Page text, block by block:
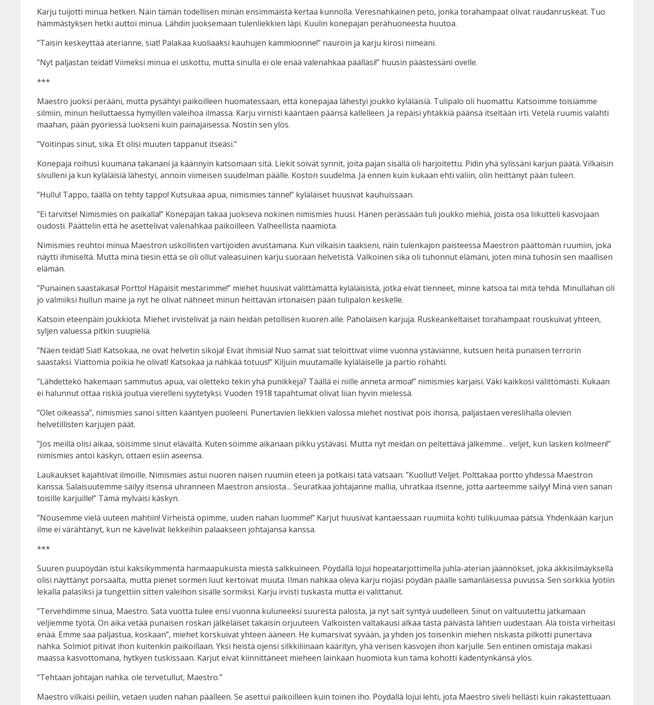
Karju tuijotti minua hetken. Näin tämän todellisen minän ensimmäistä kertaa kunnolla. Veresnahkainen peto, jonka torahampaat olivat raudanruskeat. Tuo
hämmästyksen hetki auttoi minua. Lähdin juoksemaan tulenliekkien läpi. Kuulin konepajan perähuoneesta huutoa.
”Taisin keskeyttää aterianne, siat! Palakaa kuoliaaksi kauhujen kammioonne!” nauroin ja karju kirosi nimeäni.
”Nyt paljastan teidät! Viimeksi minua ei uskottu, mutta sinulla ei ole enää valenahkaa päälläsi!” huusin päästessäni ovelle.
***
Maestro juoksi perääni, mutta pysähtyi paikoilleen huomatessaan, että konepajaa lähestyi joukko kyläläisiä. Tulipalo oli huomattu. Katsoimme toisiamme
silmiin, minun heiluttaessa hymyillen valeihoa ilmassa. Karju virnisti kääntäen päänsä kallelleen. Ja repäisi yhtäkkiä päänsä itseltään irti. Vetelä ruumis valahti
maahan, pään pyöriessä luokseni kuin painajaisessa. Nostin sen ylös.
”Voitinpas sinut, sika. Et olisi muuten tappanut itseäsi.”
Konepaja roihusi kuumana takanani ja käännyin katsomaan sitä. Liekit söivät synnit, joita pajan sisällä oli harjoitettu. Pidin yhä sylissäni karjun päätä. Vilkaisin
sivulleni ja kun kyläläisiä lähestyi, annoin viimeisen suudelman päälle. Koston suudelma. Ja ennen kuin kukaan ehti väliin, olin heittänyt pään tuleen.
”Hullu! Tappo, täällä on tehty tappo! Kutsukaa apua, nimismies tänne!” kyläläiset huusivat kauhuissaan.
”Ei tarvitse! Nimismies on paikalla!” Konepajan takaa juokseva nokinen nimismies huusi. Hänen perässään tuli joukko miehiä, joista osa liikutteli kasvojaan
oudosti. Päättelin että he asettelivat valenahkaa paikoilleen. Valheellista naamiota.
Nimismies reuhtoi minua Maestron uskollisten vartijoiden avustamana. Kun vilkaisin taakseni, näin tulenkajon paisteessa Maestron päättömän ruumiin, joka
näytti ihmiseltä. Mutta minä tiesin että se oli ollut valeasuinen karju suoraan helvetistä. Valkoinen sika oli tuhonnut elämäni, joten minä tuhosin sen maallisen
elämän.
”Punainen saastakasa! Portto! Häpäisit mestarimme!” miehet huusivat välittämättä kyläläisistä, jotka eivät tienneet, minne katsoa tai mitä tehdä. Minullahan oli
jo valmiiksi hullun maine ja nyt he olivat nähneet minun heittävän irtonaisen pään tulipalon keskelle.
Katsoin eteenpäin joukkiota. Miehet irvistelivät ja näin heidän petollisen kuoren alle. Paholaisen karjuja. Ruskeankeltaiset torahampaat rouskuivat yhteen,
syljen valuessa pitkin suupieliä.
”Näen teidät! Siat! Katsokaa, ne ovat helvetin sikoja! Eivät ihmisiä! Nuo samat siat teloittivat viime vuonna ystäviänne, kutsuen heitä punaisen terrorin
saastaksi. Viattomia poikia he olivat! Katsokaa ja nähkää totuus!” Kiljuin muutamalle kyläläiselle ja partio röhähti.
”Lähdettekö hakemaan sammutus apua, vai oletteko tekin yhä punikkeja? Täällä ei niille anneta armoa!” nimismies karjaisi. Väki kaikkosi välittömästi. Kukaan
ei halunnut ottaa riskiä joutua vierelleni syytetyksi. Vuoden 1918 tapahtumat olivat liian hyvin mielessä.
”Olet oikeassa”, nimismies sanoi sitten kääntyen puoleeni. Punertavien liekkien valossa miehet nostivat pois ihonsa, paljastaen vereslihalla olevien
helvetillisten karjujen päät.
”Jos meillä olisi aikaa, söisimme sinut elävältä. Kuten söimme aikanaan pikku ystäväsi. Mutta nyt meidän on peitettävä jälkemme… veljet, kun lasken kolmeen!”
nimismies antoi käskyn, ottaen esiin aseensa.
Laukaukset kajahtivat ilmoille. Nimismies astui nuoren naisen ruumiin eteen ja potkaisi tätä vatsaan. ”Kuollut! Veljet. Polttakaa portto yhdessä Maestron
kanssa. Salaisuutemme säilyy itsensä uhranneen Maestron ansiosta… Seuratkaa johtajanne mallia, uhratkaa itsenne, jotta aarteemme säilyy! Minä vien sanan
toisille karjuille!” Tämä mylväisi käskyn.
”Nousemme vielä uuteen mahtiin! Virheistä opimme, uuden nahan luomme!” Karjut huusivat kantaessaan ruumiita kohti tulikuumaa pätsiä. Yhdenkään karjun
ilme ei värähtänyt, kun ne kävelivät liekkeihin palaakseen johtajansa kanssa.
***
Suuren puupöydän istui kaksikymmentä harmaapukuista miestä salkkuineen. Pöydällä lojui hopeatarjottimella juhla-aterian jäännökset, joka äkkisilmäyksellä
olisi näyttänyt porsaalta, mutta pienet sormen luut kertoivat muuta. Ilman nahkaa oleva karju nojasi pöydän päälle samanlaisessa puvussa. Sen sorkkia lyötiin
lekalla palasiksi ja tungettiin sitten valeihon sisälle sormiksi. Karju irvisti tuskasta mutta ei valittanut.
”Tervehdimme sinua, Maestro. Sata vuotta tulee ensi vuonna kuluneeksi suuresta palosta, ja nyt sait syntyä uudelleen. Sinut on valtuutettu jatkamaan
veljiemme työtä. On aika vetää punaisen roskan jälkeläiset takaisin orjuuteen. Valkoisten valtakausi alkaa tästä päivästä lähtien uudestaan. Älä toista virheitäsi
enää. Emme saa paljastua, koskaan”, miehet korskuivat yhteen ääneen. He kumarsivat syvään, ja yhden jos toisenkin miehen niskasta pilkotti punertava
nahka. Solmiot pitivät ihon kuitenkin paikoillaan. Yksi heistä ojensi silkkiliinaan käärityn, yhä verisen kasvojen ihon karjulle. Sen entinen omistaja makasi
maassa kasvottomana, hytkyen tuskissaan. Karjut eivät kiinnittäneet mieheen lainkaan huomiota kun tämä kohotti kädentynkänsä ylös.
”Tehtaan johtajan nahka. ole tervetullut, Maestro.”
Maestro vilkaisi peiliin, vetäen uuden nahan päälleen. Se asettui paikoilleen kuin toinen iho. Pöydällä lojui lehti, jota Maestro siveli hellästi kuin rakastettuaan.